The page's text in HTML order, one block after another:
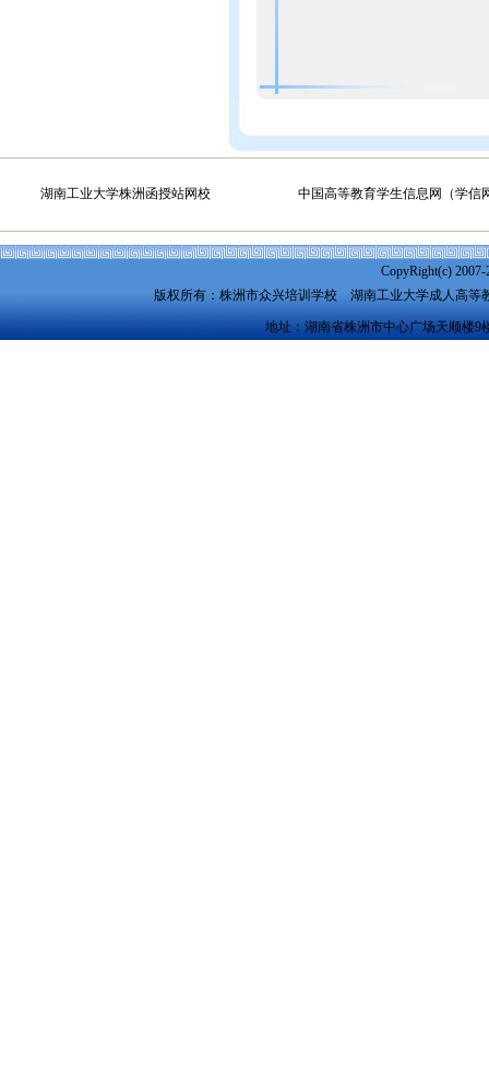
湖南工业大学株洲函授站网校 中国高等教育学生信息网（学信
CopyRight(c)
版权所有：株洲市众兴培训学校 湖南工业大学成人高等
地址：湖南省株洲市中心广场天顺楼